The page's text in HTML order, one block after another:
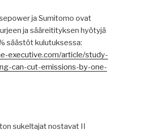
ja Sumitomo ovat
ja sääreitityksen hyötyjä
säästöt kulutuksessa:
executive.com/article/study-
can-cut-emissions-by-one-
sukeltajat nostavat II